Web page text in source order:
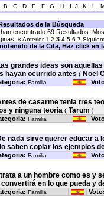
B C D E F G H I J K L
de la Búsqueda
encontrado 69 Resultados.
« Anterior 1 2 3 4 5 6 7
de la Cita, Haz click en
grandes ideas son
hayan ocurrido antes ( Noel
Familia
de casarme tenia tres
y ninguna teoria ( Tarum )
Familia
nada sirve querer educar a
saben copiar los ejemplos
Familia
a un hombre como es y
en lo que pueda y
Familia